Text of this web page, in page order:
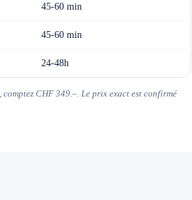
45-60 min
45-60 min
24-48h
CHF 349.–. Le prix exact est confirmé